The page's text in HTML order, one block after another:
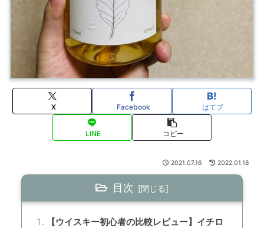
X Facebook はてブ
LINE コピー
2021.07.16 2022.01.18
目次
【ウイスキー初心者の比較レビュー】イチロ